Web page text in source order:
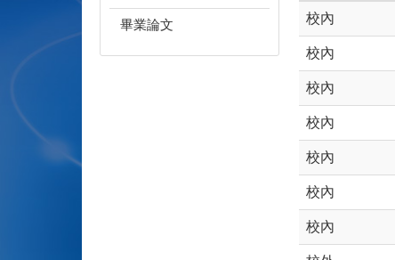
畢業論文 校內
校內
校內
校內
校內
校內
校內